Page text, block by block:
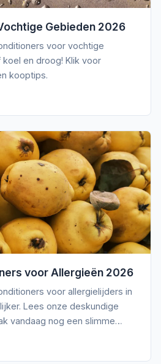
Gebieden 2026
voor vochtige
en droog! Klik voor
kooptips.
voor Allergieën 2026
voor allergielijders in
Lees onze deskundige
vandaag nog een slimme